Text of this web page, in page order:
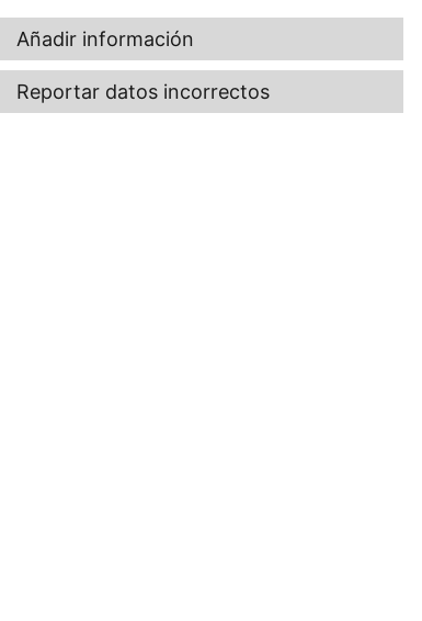
Añadir información
Reportar datos incorrectos